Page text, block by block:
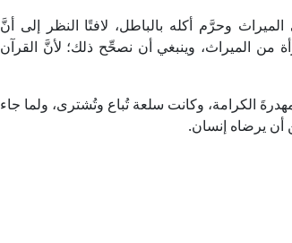
وحرَّم أكله بالباطل، لافتًا النظر إلى أنَّ
من الميراث، وينبغي أن نصحِّح ذلك؛ لأنَّ القرآن
الكرامة، وكانت سلعة تُباع وتُشترى، ولما جاء
أن يرضاه إنسان.